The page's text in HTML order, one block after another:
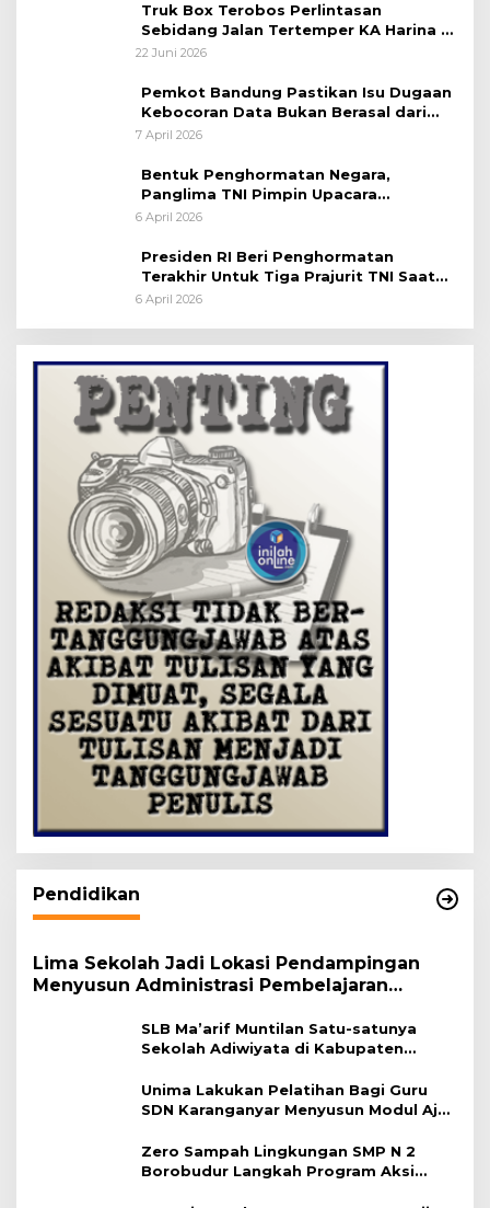
Truk Box Terobos Perlintasan
Sebidang Jalan Tertemper KA Harina di
Jalan Stasiun Poncol-Jrakah Semarang
22 Juni 2026
Pemkot Bandung Pastikan Isu Dugaan
Kebocoran Data Bukan Berasal dari
Server Disdukcapil
7 April 2026
Bentuk Penghormatan Negara,
Panglima TNI Pimpin Upacara
Pemakaman Militer
6 April 2026
Presiden RI Beri Penghormatan
Terakhir Untuk Tiga Prajurit TNI Saat
Persemayaman di Bandara Soekarno-
6 April 2026
Pendidikan
Lima Sekolah Jadi Lokasi Pendampingan
Menyusun Administrasi Pembelajaran
SLB Ma’arif Muntilan Satu-satunya
Sekolah Adiwiyata di Kabupaten
Unima Lakukan Pelatihan Bagi Guru
SDN Karanganyar Menyusun Modul Ajar
Zero Sampah Lingkungan SMP N 2
Borobudur Langkah Program Aksi